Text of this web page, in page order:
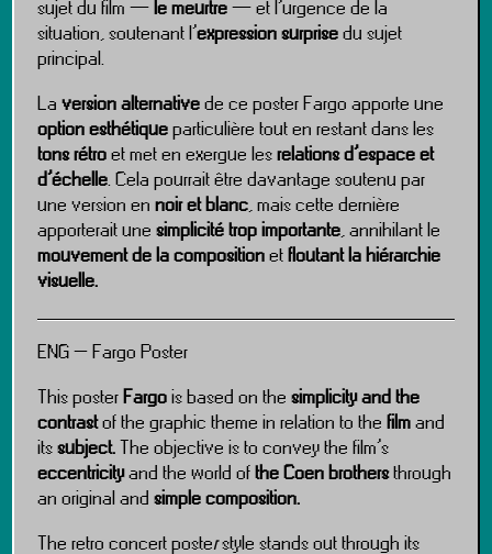
sujet du film —le meurtre— et l’urgence de la
situation, soutenant l’expression surprisedu sujet
principal.
La version alternativede ce poster Fargo apporte une
option esthétiqueparticulière tout en restant dans les
tons rétroet met en exergue lesrelations d’espace et
d’échelle. Cela pourrait être davantage soutenu par
une version en noir et blanc, mais cette dernière
apporterait unesimplicité trop importante, annihilant le
mouvement de la compositionetfloutant la hiérarchie
visuelle.
ENG – Fargo Poster
This posterFargois based on thesimplicity and the
contrastof the graphic theme in relation to thefilmand
itssubject.The objective is to convey the film’s
eccentricityand the world ofthe Coen brothersthrough
an original andsimple composition.
The retro concert posterstyle stands out through its